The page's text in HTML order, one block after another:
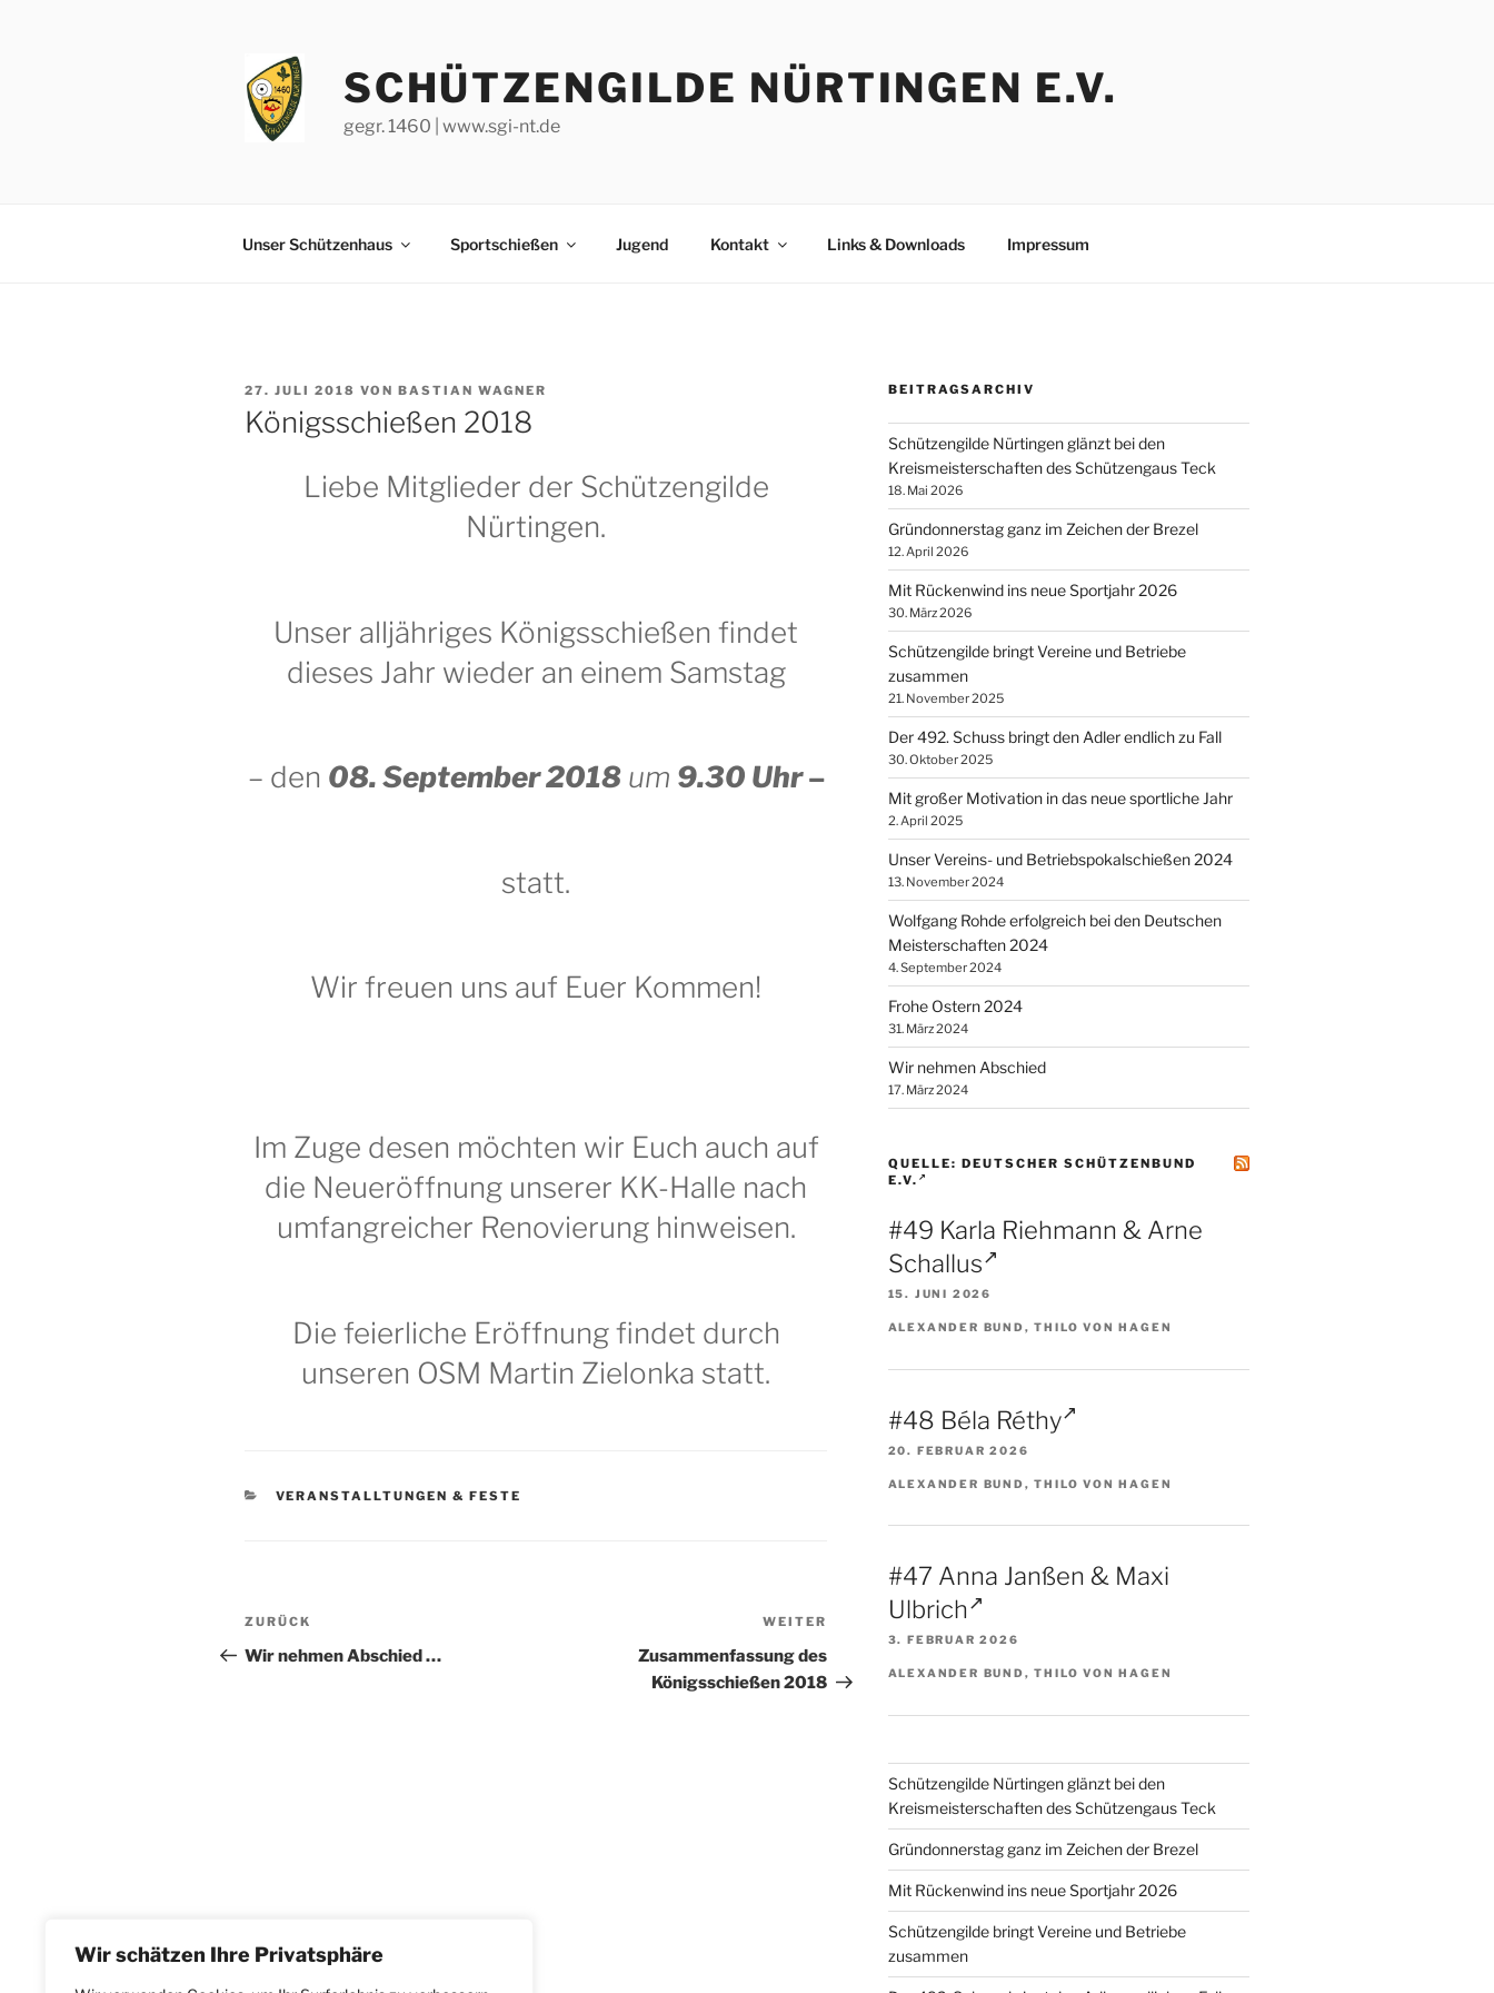
Wir schätzen Ihre Privatsphäre
SCHÜTZENGILDE NÜRTINGEN E.V.
gegr. 1460 | www.sgi-nt.de
Unser Schützenhaus Sportschießen Jugend Kontakt Links & Downloads Impressum
VERÖFFENTLICHT
AM
27. JULI 2018 VON BASTIAN WAGNER
Königsschießen 2018
Liebe Mitglieder der Schützengilde
Nürtingen.
Unser alljähriges Königsschießen findet
dieses Jahr wieder an einem Samstag
– den 08. September 2018 um 9.30 Uhr–
statt.
Wir freuen uns auf Euer Kommen!
Im Zuge desen möchten wir Euch auch auf
die Neueröffnung unserer KK-Halle nach
umfangreicher Renovierung hinweisen.
Die feierliche Eröffnung findet durch
unseren OSM Martin Zielonka statt.
KATEGORIEN
VERANSTALLTUNGEN & FESTE
Beitragsnavigation
Vorheriger
Beitrag
ZURÜCK
Wir nehmen Abschied …
Nächster
Beitrag
WEITER
Zusammenfassung des
Königsschießen 2018
BEITRAGSARCHIV
Schützengilde Nürtingen glänzt bei den
Kreismeisterschaften des Schützengaus Teck
18. Mai 2026
Gründonnerstag ganz im Zeichen der Brezel
12. April 2026
Mit Rückenwind ins neue Sportjahr 2026
30. März 2026
Schützengilde bringt Vereine und Betriebe
zusammen
21. November 2025
Der 492. Schuss bringt den Adler endlich zu Fall
30. Oktober 2025
Mit großer Motivation in das neue sportliche Jahr
2. April 2025
Unser Vereins- und Betriebspokalschießen 2024
13. November 2024
Wolfgang Rohde erfolgreich bei den Deutschen
Meisterschaften 2024
4. September 2024
Frohe Ostern 2024
31. März 2024
Wir nehmen Abschied
17. März 2024
QUELLE: DEUTSCHER SCHÜTZENBUND
E.V.
#49 Karla Riehmann & Arne
Schallus
15. JUNI 2026
ALEXANDER BUND, THILO VON HAGEN
#48 Béla Réthy
20. FEBRUAR 2026
ALEXANDER BUND, THILO VON HAGEN
#47 Anna Janßen & Maxi
Ulbrich
3. FEBRUAR 2026
ALEXANDER BUND, THILO VON HAGEN
Schützengilde Nürtingen glänzt bei den
Kreismeisterschaften des Schützengaus Teck
Gründonnerstag ganz im Zeichen der Brezel
Mit Rückenwind ins neue Sportjahr 2026
Schützengilde bringt Vereine und Betriebe
zusammen